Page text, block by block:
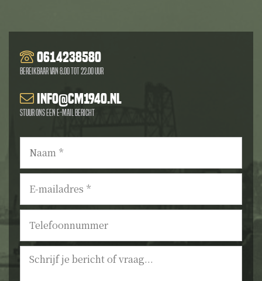
0614238580
Bereikbaar van 8.00 tot 22.00 uur
info@cm1940.nl
Stuur ons een e-mail bericht
Naam *
E-
mailadres *
Telefoonnummer
Bericht